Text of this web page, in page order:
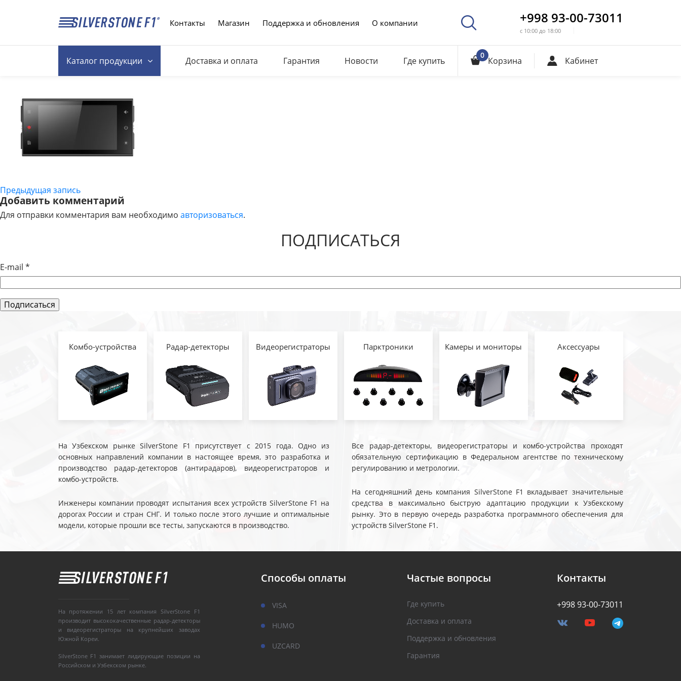
Контакты Магазин Поддержка и обновления О компании +998 93-00-73011
с 10:00 до 18:00
Каталогпродукции Доставка и оплата Гарантия Новости Где купить 0 Корзина Кабинет
НАВИГАЦИЯ
ПО
Предыдущая запись
Добавить комментарий
Для отправки комментария вам необходимо авторизоваться.
ПОДПИСАТЬСЯ
E-mail *
Комбо-устройства Радар-детекторы Видеорегистраторы Парктроники Камеры и мониторы Аксессуары
На Узбекском рынке SilverStone F1 присутствует с 2015 года. Одно из
основных направлений компании в настоящее время, это разработка и
производство радар-детекторов (антирадаров), видеорегистраторов и
комбо-устройств.
Инженеры компании проводят испытания всех устройств SilverStone F1 на
дорогах России и стран СНГ. И только после этого лучшие и оптимальные
модели, которые прошли все тесты, запускаются в производство.
Все радар-детекторы, видеорегистраторы и комбо-устройства проходят
обязательную сертификацию в Федеральном агентстве по техническому
регулированию и метрологии.
На сегодняшний день компания SilverStone F1 вкладывает значительные
средства в максимально быструю адаптацию продукции к Узбекскому
рынку. Это в первую очередь разработка программного обеспечения для
устройств SilverStone F1.
На протяжении 15 лет компания SilverStone F1
производит высококачественные радар-детекторы
и видеорегистраторы на крупнейших заводах
Южной Кореи.
SilverStone F1 занимает лидирующие позиции на
Российском и Узбекском рынке.
Способы оплаты
VISA
HUMO
UZCARD
Частые вопросы
Где купить
Доставка и оплата
Поддержка и обновления
Гарантия
Контакты
+998 93-00-73011